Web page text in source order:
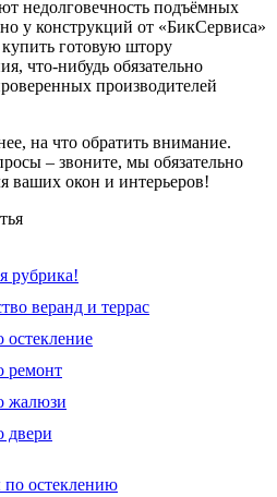
недолговечность подъёмных
у конструкций от «БикСервиса»
купить готовую штору
что-нибудь обязательно
производителей
на что обратить внимание.
– звоните, мы обязательно
ваших окон и интерьеров!
рубрика!
веранд и террас
ремонт
жалюзи
двери
по остеклению